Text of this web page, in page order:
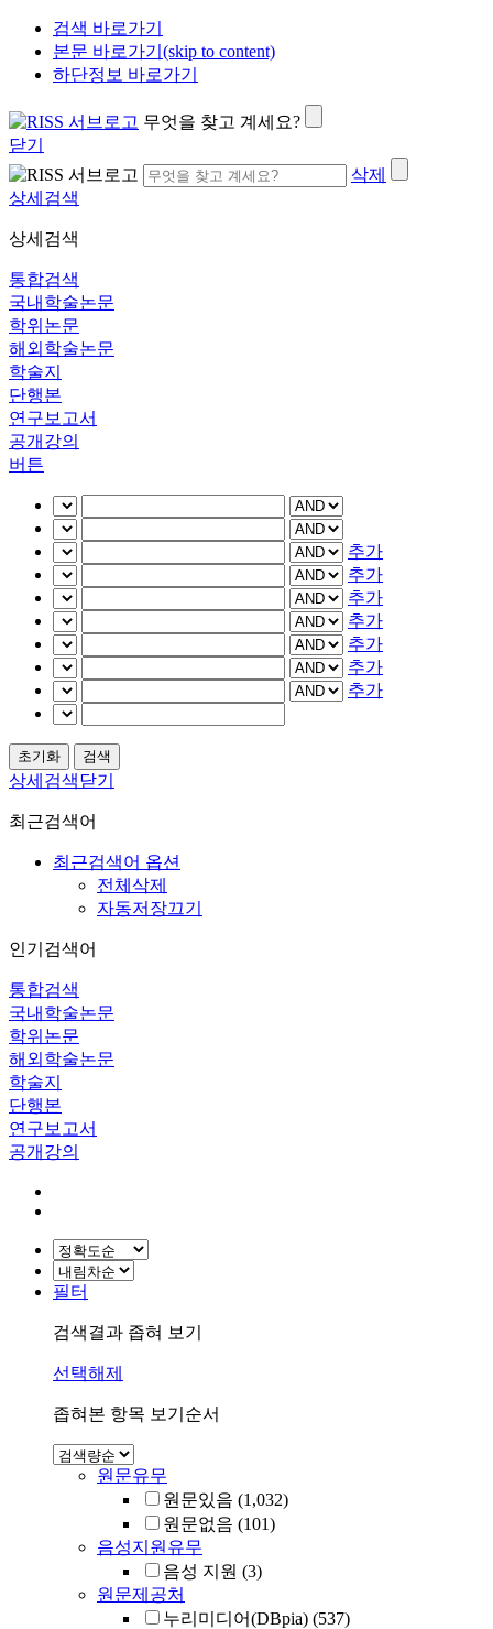
검색 바로가기
본문 바로가기(skip to content)
하단정보 바로가기
무엇을 찾고 계세요?
닫기
삭제
상세검색
상세검색
통합검색
국내학술논문
학위논문
해외학술논문
학술지
단행본
연구보고서
공개강의
버튼
추가
추가
추가
추가
추가
추가
추가
상세검색닫기
최근검색어
최근검색어 옵션
전체삭제
자동저장끄기
인기검색어
통합검색
국내학술논문
학위논문
해외학술논문
학술지
단행본
연구보고서
공개강의
필터
검색결과 좁혀 보기
선택해제
좁혀본 항목 보기순서
원문유무
원문있음 (1,032)
원문없음 (101)
음성지원유무
음성 지원 (3)
원문제공처
누리미디어(DBpia) (537)